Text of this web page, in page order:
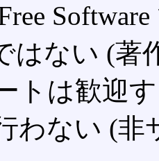
はない (著
トは歓迎
わない (非